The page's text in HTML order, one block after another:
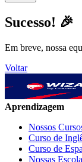
Sucesso! 🎉
Em breve, nossa
Voltar
Aprendizagem
Nossos
Curso de
Curso de
Nossas